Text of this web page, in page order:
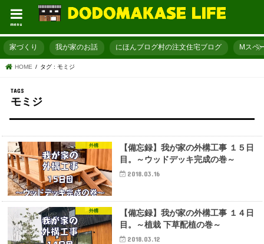
menu
家づくり 我が家のお話 にほんブログ村の注文住宅ブログ Mスペ
HOME タグ : モミジ
モミジ
外構
【備忘録】我が家の外構工事 １５日
目。～ウッドデッキ完成の巻～
2018.03.16
外構
【備忘録】我が家の外構工事 １４日
目。～植栽 下草配植の巻～
2018.03.12